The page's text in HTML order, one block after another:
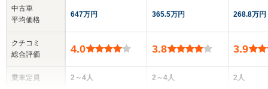
中古車
平均価格
クチコミ
総合評価
乗車定員
647万円
4.0
2～4人
365.5万円
3.8
2～4人
268.8万円
3.9
2人